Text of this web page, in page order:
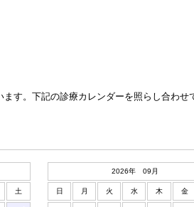
す。下記の診療カレンダーを照らし合わせ